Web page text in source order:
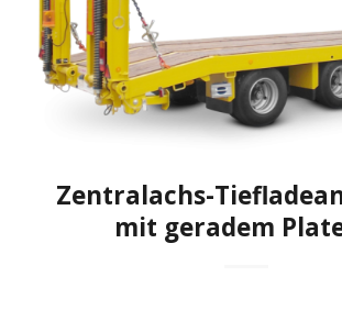
Zentralachs-
mit geradem